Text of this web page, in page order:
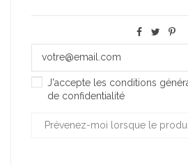
J'accepte les conditions
de confidentialité